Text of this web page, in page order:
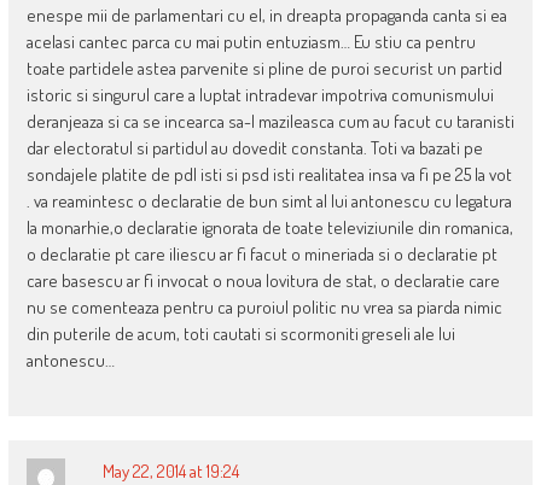
enespe mii de parlamentari cu el, in dreapta propaganda canta si ea
acelasi cantec parca cu mai putin entuziasm… Eu stiu ca pentru
toate partidele astea parvenite si pline de puroi securist un partid
istoric si singurul care a luptat intradevar impotriva comunismului
deranjeaza si ca se incearca sa-l mazileasca cum au facut cu taranisti
dar electoratul si partidul au dovedit constanta. Toti va bazati pe
sondajele platite de pdl isti si psd isti realitatea insa va fi pe 25 la vot
. va reamintesc o declaratie de bun simt al lui antonescu cu legatura
la monarhie,o declaratie ignorata de toate televiziunile din romanica,
o declaratie pt care iliescu ar fi facut o mineriada si o declaratie pt
care basescu ar fi invocat o noua lovitura de stat, o declaratie care
nu se comenteaza pentru ca puroiul politic nu vrea sa piarda nimic
din puterile de acum, toti cautati si scormoniti greseli ale lui
antonescu…
May 22, 2014 at 19:24